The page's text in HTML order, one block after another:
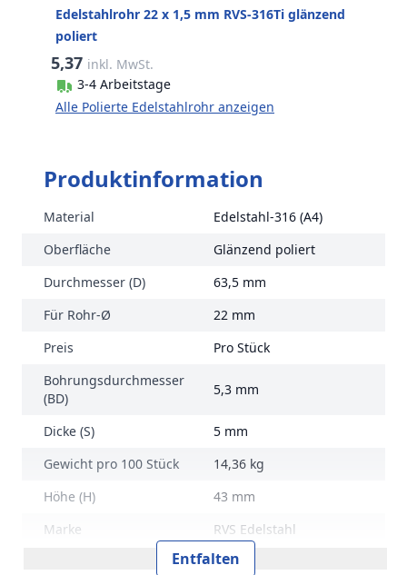
Edelstahlrohr 22 x 1,5 mm RVS-316Ti glänzend
poliert
5,37 inkl. MwSt.
3-4 Arbeitstage
Alle Polierte Edelstahlrohr anzeigen
Produktinformation
Material
Edelstahl-316 (A4)
Oberfläche
Glänzend poliert
Durchmesser (D)
63,5 mm
Für Rohr-Ø
22 mm
Preis
Pro Stück
Bohrungsdurchmesser
(BD)
5,3 mm
Dicke (S)
5 mm
Gewicht pro 100 Stück
14,36 kg
Höhe (H)
43 mm
Marke
RVS Edelstahl
Entfalten